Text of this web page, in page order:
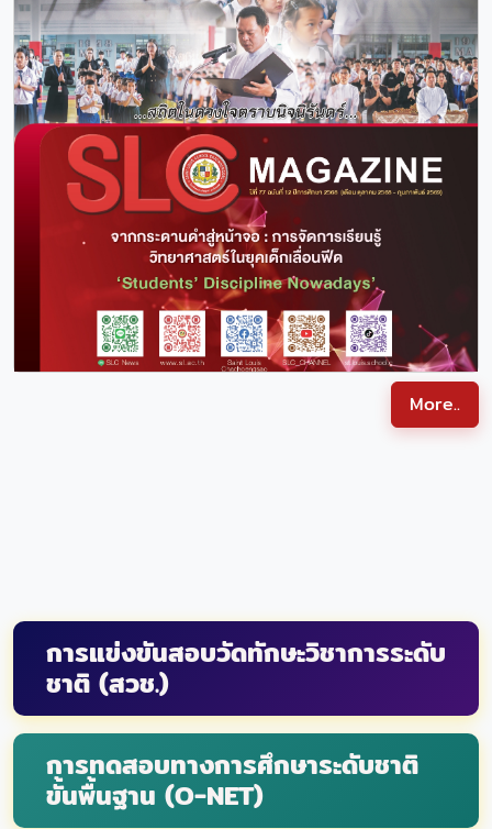
SLC MAGAZINE ปีที่ 77 ฉบับที่ 12 ปีการศึกษา 2568
More..
การแข่งขันสอบวัดทักษะวิชาการระดับ
ชาติ (สวช.)
การทดสอบทางการศึกษาระดับชาติ
ขั้นพื้นฐาน (O-NET)